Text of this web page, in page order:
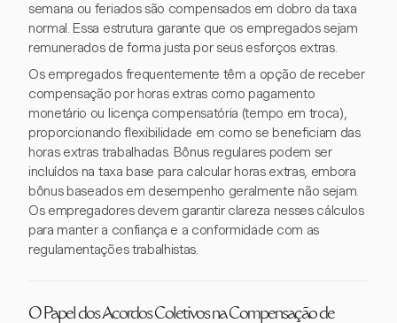
semana ou feriados são compensados em dobro da taxa
normal. Essa estrutura garante que os empregados sejam
remunerados de forma justa por seus esforços extras.
Os empregados frequentemente têm a opção de receber
compensação por horas extras como pagamento
monetário ou licença compensatória (tempo em troca),
proporcionando flexibilidade em como se beneficiam das
horas extras trabalhadas. Bônus regulares podem ser
incluídos na taxa base para calcular horas extras, embora
bônus baseados em desempenho geralmente não sejam.
Os empregadores devem garantir clareza nesses cálculos
para manter a confiança e a conformidade com as
regulamentações trabalhistas.
O Papel dos Acordos Coletivos na Compensação de